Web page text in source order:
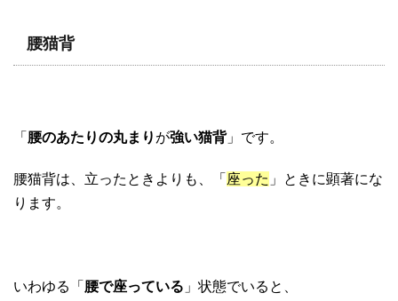
腰猫背
「 腰のあたりの丸まり が強い猫背」です。
腰猫背は、立ったときよりも、「 座った 」ときに顕著にな
ります。
いわゆる「 腰で座っている 」状態でいると、